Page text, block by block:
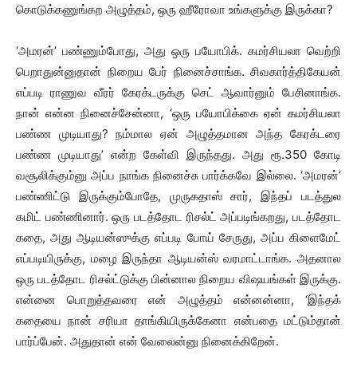
கொடுக்கணுங்கற அழுத்தம், ஒரு ஹீரோவா உங்களுக்கு இருக்கா?
‘அமரன்’ பண்ணும்போது, அது ஒரு பயோபிக். கமர்சியலா வெற்றி
பெறாதுன்னுதான் நிறைய பேர் நினைச்சாங்க. சிவகார்த்திகேயன்
எப்படி ராணுவ வீரர் கேரக்டருக்கு செட் ஆவார்னும் பேசினாங்க.
நான் என்ன நினைச்சேன்னா, ‘ஒரு பயோபிக்கை ஏன் கமர்சியலா
பண்ண முடியாது? நம்மால ஏன் அழுத்தமான அந்த கேரக்டரை
பண்ண முடியாது’ என்ற கேள்வி இருந்தது. அது ரூ.350 கோடி
வசூலிக்கும்னு அப்ப நாங்க நினைச்சு பார்க்கவே இல்லை. ‘அமரன்’
பண்ணிட்டு இருக்கும்போதே, முருகதாஸ் சார், இந்தப் படத்துல
கமிட் பண்ணினார். ஒரு படத்தோட ரிசல்ட் அப்படிங்கறது, படத்தோட
கதை, அது ஆடியன்ஸுக்கு எப்படி போய் சேருது, அப்ப கிளைமேட்
எப்படியிருக்கு, மழை இருந்தா ஆடியன்ஸ் வரமாட்டாங்க. அதனால
ஒரு படத்தோட ரிசல்ட்டுக்கு பின்னால நிறைய விஷயங்கள் இருக்கு.
என்னை பொறுத்தவரை என் அழுத்தம் என்னன்னா, ‘இந்தக்
கதையை நான் சரியா தாங்கியிருக்கேனா என்பதை மட்டும்தான்
பார்ப்பேன். அதுதான் என் வேலைன்னு நினைக்கிறேன்.